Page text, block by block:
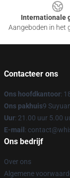
Internationale
Aangeboden in het
Contacteer ons
Ons hoofdkantoor:
Ons pakhuis9
Uur: 21.00 uur 5.00
E-mail :
Ons bedrijf
Over ons
Algemene